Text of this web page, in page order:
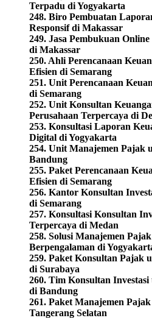
Terpadu di Yogyakarta
248. Biro Pembuatan
Responsif di Makassar
249. Jasa Pembukuan
di Makassar
250. Ahli Perencanaan
Efisien di Semarang
251. Unit Perencanaan
di Semarang
252. Unit Konsultan
Perusahaan Terpercaya di
253. Konsultasi Laporan
Digital di Yogyakarta
254. Unit Manajemen Pajak
Bandung
255. Paket Perencanaan
Efisien di Semarang
256. Kantor Konsultan
di Semarang
257. Konsultasi Konsultan
Terpercaya di Medan
258. Solusi Manajemen
Berpengalaman di
259. Paket Konsultan Pajak
di Surabaya
260. Tim Konsultan
di Bandung
261. Paket Manajemen
Tangerang Selatan